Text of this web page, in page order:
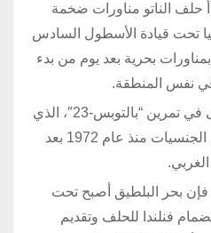
حلف الناتو مناورات ضخمة
تحت قيادة الأسطول السادس
بحرية بعد يوم من بدء
في نفس المنطقة.
وشاركت فنلندا للمرة الأولى في تمرين “بالتوبس-23″، الذي
يعد أكبر تدريب بحري متعدّد الجنسيات منذ عام 1972 بعد
فإن بحر البلطيق أصبح تحت
فنلندا للحلف وتقديم